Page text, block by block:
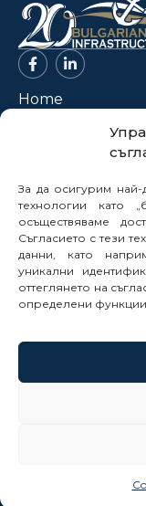
За да осигурим
технологии като
осъществяваме
Съгласието с тези
данни, като
уникални
оттеглянето на
определени
Home
News
Legal Framework
Electronic
Buyer Profile
Careers
Contacts